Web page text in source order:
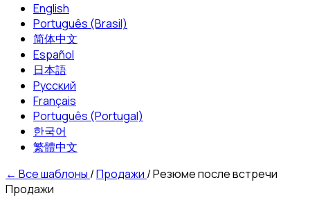
English
Português (Brasil)
简体中文
Español
日本語
Русский
Français
Português (Portugal)
한국어
繁體中文
← Все шаблоны /Продажи /Резюме после встречи
Продажи